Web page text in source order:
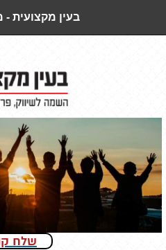
בעין מקצועית -
שלח